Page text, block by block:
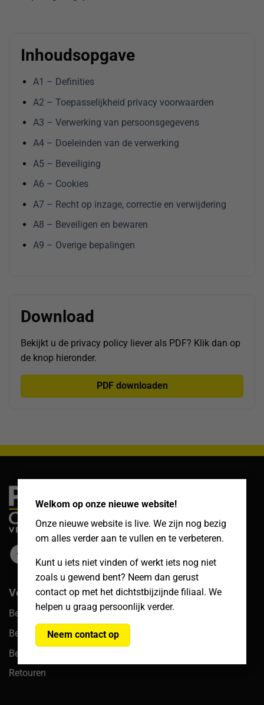
Welkom op onze nieuwe website!
Onze nieuwe website is live. We zijn nog bezig
om alles verder aan te vullen en te verbeteren.
Kunt u iets niet vinden of werkt iets nog niet
zoals u gewend bent? Neem dan gerust
contact op met het dichtstbijzijnde filiaal. We
helpen u graag persoonlijk verder.
Neem contact op
Inhoudsopgave
A1 – Definities
A2 – Toepasselijkheid privacy voorwaarden
A3 – Verwerking van persoonsgegevens
A4 – Doeleinden van de verwerking
A5 – Beveiliging
A6 – Cookies
A7 – Recht op inzage, correctie en verwijdering
A8 – Beveiligen en bewaren
A9 – Overige bepalingen
Download
Bekijkt u de privacy policy liever als PDF? Klik dan op
de knop hieronder.
PDF downloaden
Veelgestelde vragen
Bestellingen
Betalingen
Bezorgen & afhalen
Retouren